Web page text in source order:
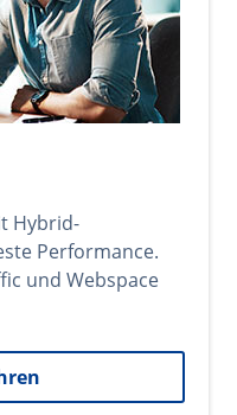
Hybrid-
Performance.
und Webspace